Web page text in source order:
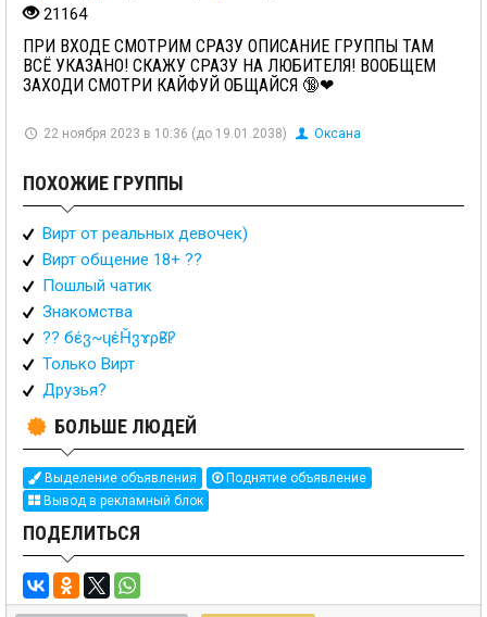
21164
ПРИ ВХОДЕ СМОТРИМ СРАЗУ ОПИСАНИЕ ГРУППЫ ТАМ
ВСЁ УКАЗАНО! СКАЖУ СРАЗУ НА ЛЮБИТЕЛЯ! ВООБЩЕМ
ЗАХОДИ СМОТРИ КАЙФУЙ ОБЩАЙСЯ 🔞❤
22 ноября 2023 в 10:36 (до 19.01.2038) Оксана
ПОХОЖИЕ ГРУППЫ
Вирт от реальных девочек)
Вирт общение 18+ ??
Пошлый чатик
Знакомства
?? бέვ~ɥέȞვɤρӹ??
Только Вирт
Друзья?
БОЛЬШЕ ЛЮДЕЙ
Выделение объявления
Поднятие объявление
Вывод в рекламный блок
ПОДЕЛИТЬСЯ